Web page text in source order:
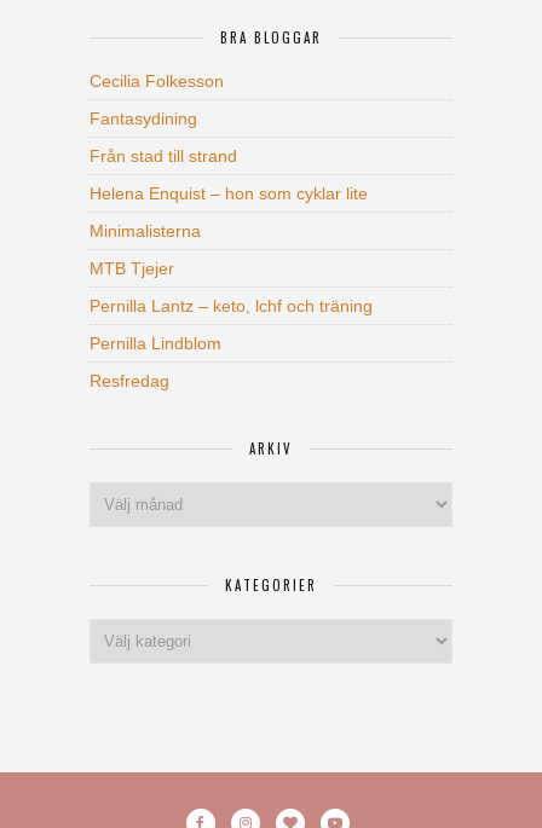
BRA BLOGGAR
Cecilia Folkesson
Fantasydining
Från stad till strand
Helena Enquist – hon som cyklar lite
Minimalisterna
MTB Tjejer
Pernilla Lantz – keto, lchf och träning
Pernilla Lindblom
Resfredag
ARKIV
KATEGORIER